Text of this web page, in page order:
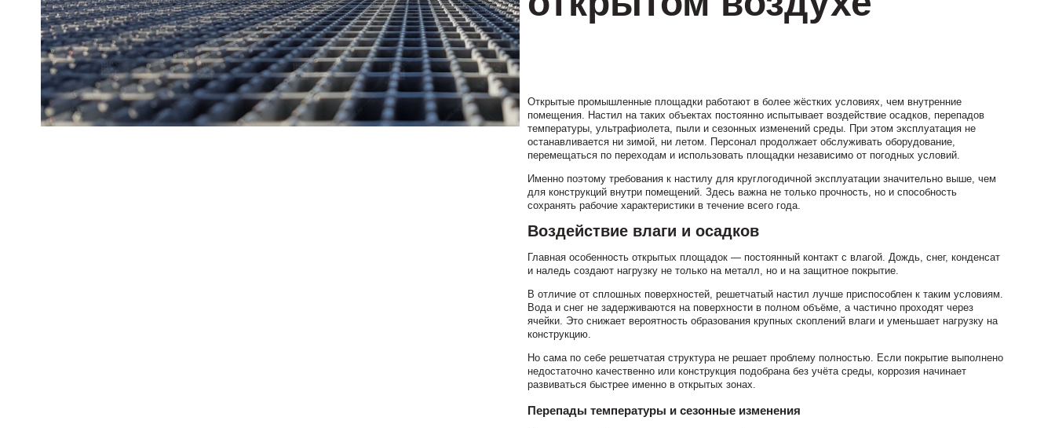
Открытые промышленные площадки работают в более жёстких условиях, чем внутренние
помещения. Настил на таких объектах постоянно испытывает воздействие осадков, перепадов
температуры, ультрафиолета, пыли и сезонных изменений среды. При этом эксплуатация не
останавливается ни зимой, ни летом. Персонал продолжает обслуживать оборудование,
перемещаться по переходам и использовать площадки независимо от погодных условий.
Именно поэтому требования к настилу для круглогодичной эксплуатации значительно выше, чем
для конструкций внутри помещений. Здесь важна не только прочность, но и способность
сохранять рабочие характеристики в течение всего года.
Воздействие влаги и осадков
Главная особенность открытых площадок — постоянный контакт с влагой. Дождь, снег, конденсат
и наледь создают нагрузку не только на металл, но и на защитное покрытие.
В отличие от сплошных поверхностей, решетчатый настил лучше приспособлен к таким условиям.
Вода и снег не задерживаются на поверхности в полном объёме, а частично проходят через
ячейки. Это снижает вероятность образования крупных скоплений влаги и уменьшает нагрузку на
конструкцию.
Но сама по себе решетчатая структура не решает проблему полностью. Если покрытие выполнено
недостаточно качественно или конструкция подобрана без учёта среды, коррозия начинает
развиваться быстрее именно в открытых зонах.
Перепады температуры и сезонные изменения